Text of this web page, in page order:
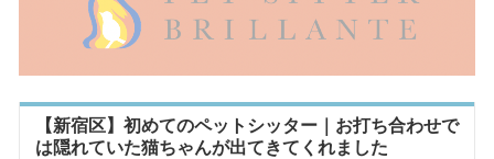
【新宿区】初めてのペットシッター｜お打ち合わせで
は隠れていた猫ちゃんが出てきてくれました